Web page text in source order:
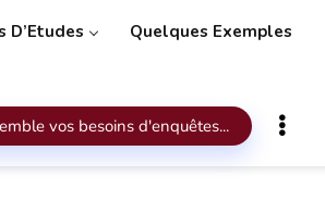
D’Etudes Quelques Exemples
vos besoins d'enquêtes...